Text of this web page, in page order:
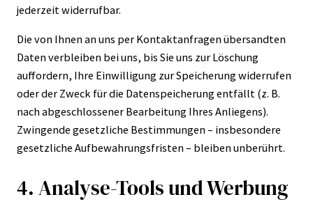
jederzeit widerrufbar.
Die von Ihnen an uns per Kontaktanfragen übersandten
Daten verbleiben bei uns, bis Sie uns zur Löschung
auffordern, Ihre Einwilligung zur Speicherung widerrufen
oder der Zweck für die Datenspeicherung entfällt (z. B.
nach abgeschlossener Bearbeitung Ihres Anliegens).
Zwingende gesetzliche Bestimmungen – insbesondere
gesetzliche Aufbewahrungsfristen – bleiben unberührt.
4. Analyse-Tools und Werbung